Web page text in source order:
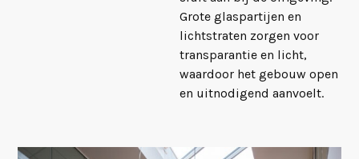
Grote glaspartijen en
lichtstraten zorgen voor
transparantie en licht,
waardoor het gebouw open
en uitnodigend aanvoelt.